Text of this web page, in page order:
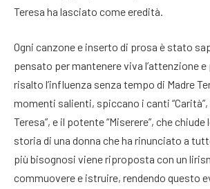
Teresa ha lasciato come eredità.
Ogni canzone e inserto di prosa è stato
pensato per mantenere viva l’attenzione
risalto l’influenza senza tempo di Madre
momenti salienti, spiccano i canti “Carità”,
Teresa”, e il potente “Miserere”, che
storia di una donna che ha rinunciato a
più bisognosi viene riproposta con un
commuovere e istruire, rendendo questo